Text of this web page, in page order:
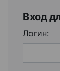
Вход
Логин: